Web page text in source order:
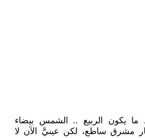
ما يكون الربيع .. الشمس بيضاء
مشرق ساطع، لكن عينيَّ الآن لا